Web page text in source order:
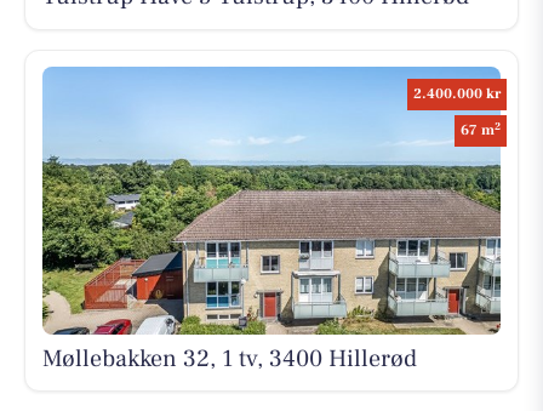
2.400.000 kr
67 m2
Møllebakken 32, 1 tv, 3400 Hillerød